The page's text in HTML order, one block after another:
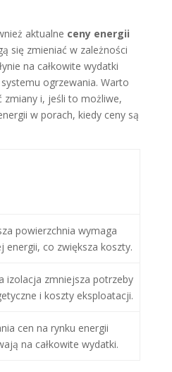
aktualne ceny energii
się zmieniać w zależności
na całkowite wydatki
ogrzewania. Warto
zmiany i, jeśli to możliwe,
w porach, kiedy ceny są
powierzchnia wymaga
energii, co zwiększa koszty.
izolacja zmniejsza potrzeby
i koszty eksploatacji.
cen na rynku energii
na całkowite wydatki.